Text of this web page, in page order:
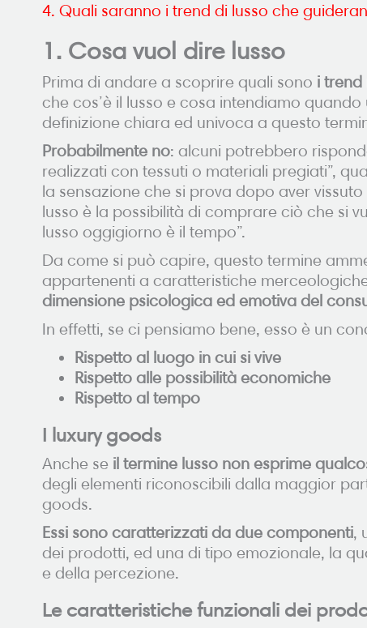
4. Quali saranno i trend di lusso che
1. Cosa vuol dire lusso
Prima di andare a scoprire quali sono i trend
che cos’è il lusso e cosa intendiamo
definizione chiara ed univoca a questo
Probabilmente no: alcuni potrebbero
realizzati con tessuti o materiali pregiati”,
la sensazione che si prova dopo aver
lusso è la possibilità di comprare ciò che si
lusso oggigiorno è il tempo”.
Da come si può capire, questo termine
appartenenti a caratteristiche
dimensione psicologica ed emotiva del
In effetti, se ci pensiamo bene, esso è un
Rispetto al luogo in cui si vive
Rispetto alle possibilità economiche
Rispetto al tempo
I luxury goods
Anche se il termine lusso non esprime
degli elementi riconoscibili dalla maggior
goods.
Essi sono caratterizzati da due componenti,
dei prodotti, ed una di tipo emozionale, la
e della percezione.
Le caratteristiche funzionali dei